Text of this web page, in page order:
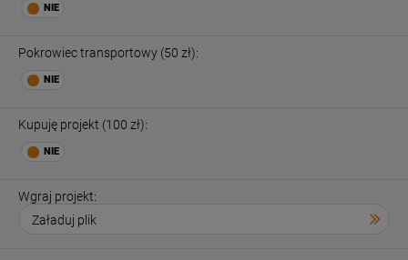
Pokrowiec transportowy (50 zł):
Kupuję projekt (100 zł):
Wgraj projekt: